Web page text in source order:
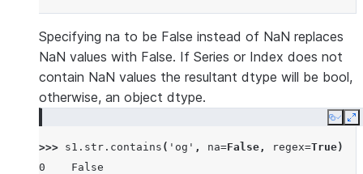
Specifying na to be False instead of NaN replaces
NaN values with False. If Series or Index does not
contain NaN values the resultant dtype will be bool,
otherwise, an object dtype.
Copy
>>> s1 . str . contains ( 'og' , na=False , regex=True)
0    False